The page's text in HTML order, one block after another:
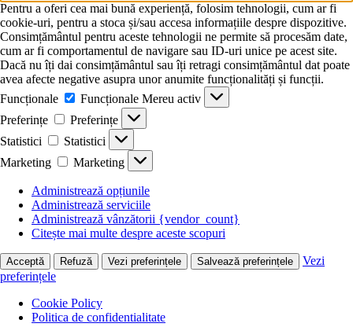
Pentru a oferi cea mai bună experiență, folosim tehnologii, cum ar fi
cookie-uri, pentru a stoca și/sau accesa informațiile despre dispozitive.
Consimțământul pentru aceste tehnologii ne permite să procesăm date,
cum ar fi comportamentul de navigare sau ID-uri unice pe acest site.
Dacă nu îți dai consimțământul sau îți retragi consimțământul dat poate
avea afecte negative asupra unor anumite funcționalități și funcții.
Funcționale
Funcționale Mereu activ
Preferințe
Preferințe
Statistici
Statistici
Marketing
Marketing
Administrează opțiunile
Administrează serviciile
Administrează vânzătorii {vendor_count}
Citește mai multe despre aceste scopuri
Acceptă Refuză Vezi preferințele Salvează preferințele
Vezi
preferințele
Cookie Policy
Politica de confidentialitate